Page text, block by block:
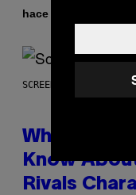
hace 2 horas
SCREENSHOT: NETEASE
Who Is The
Know
Rivals